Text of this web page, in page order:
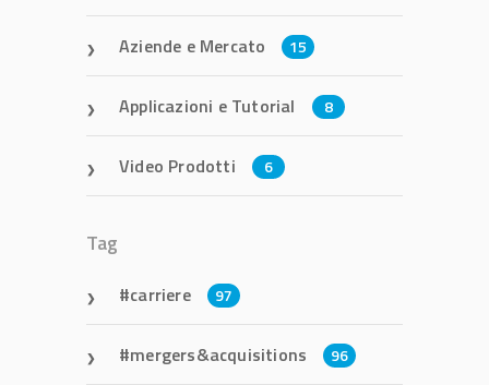
Aziende e Mercato 15
Applicazioni e Tutorial 8
Video Prodotti 6
Tag
carriere 97
mergers&acquisitions 96